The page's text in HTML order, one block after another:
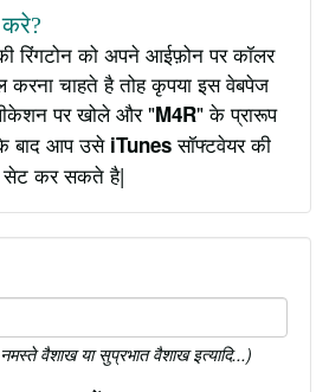
रिंगटोन को अपने आईफ़ोन पर कॉलर
चाहते है तोह कृपया इस वेबपेज
पर खोले और "M4R" के प्रारूप
बाद आप उसे iTunesसॉफ्टवेयर की
सेट कर सकते है|
वैशाख या सुप्रभात वैशाख इत्यादि...)